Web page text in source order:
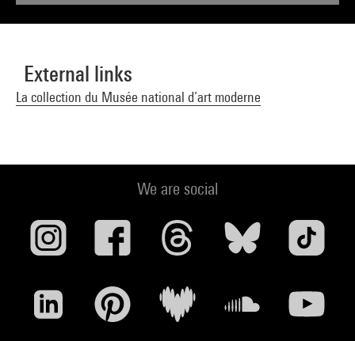
External links
La collection du Musée national d’art moderne
We are social